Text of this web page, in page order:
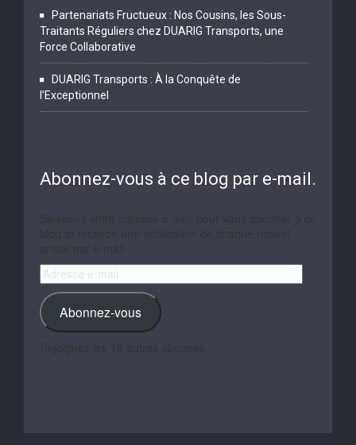
Partenariats Fructueux : Nos Cousins, les Sous-
Traitants Réguliers chez DUARIG Transports, une
Force Collaborative
DUARIG Transports : À la Conquête de
l’Exceptionnel
Abonnez-vous à ce blog par e-mail.
Adresse
e-
mail
Abonnez-vous